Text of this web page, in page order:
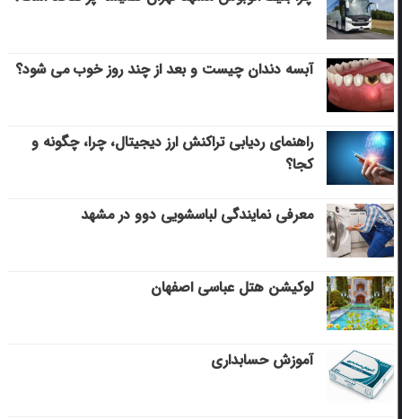
آبسه دندان چیست و بعد از چند روز خوب می‌ شود؟
راهنمای ردیابی تراکنش ارز دیجیتال، چرا، چگونه و
کجا؟
معرفی نمایندگی لباسشویی دوو در مشهد
لوکیشن هتل عباسی اصفهان
آموزش حسابداری